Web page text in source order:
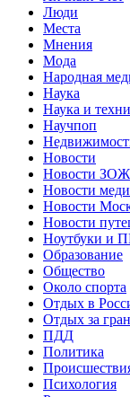
Люди
Места
Мнения
Мода
Народная
Наука
Наука и
Научпоп
Новости
Новости ЗОЖ
Новости
Новости
Новости
Ноутбуки и
Образование
Общество
Около спорта
Отдых в
Отдых за
ПДД
Политика
Психология